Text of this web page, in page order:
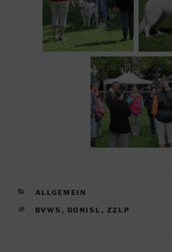
KATEGORIEN
ALLGEMEIN
SCHLAGWÖRTER
BVWS , DONISL , ZZLP